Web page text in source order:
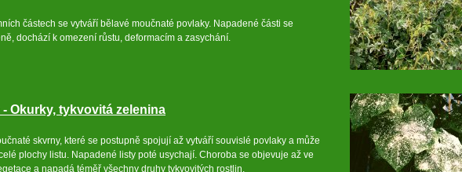
částech se vytváří bělavé moučnaté povlaky. Napadené části se
dochází k omezení růstu, deformacím a zasychání.
Okurky, tykvovitá zelenina
skvrny, které se postupně spojují až vytváří souvislé povlaky a může
plochy listu. Napadené listy poté usychají. Choroba se objevuje až ve
a napadá téměř všechny druhy tykvovitých rostlin.